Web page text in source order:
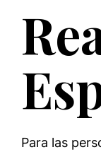
Para las